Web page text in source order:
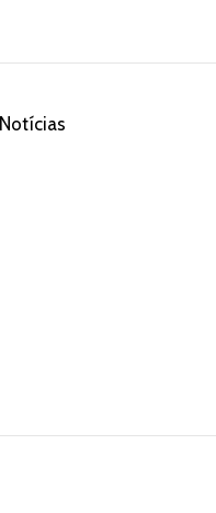
Notícias